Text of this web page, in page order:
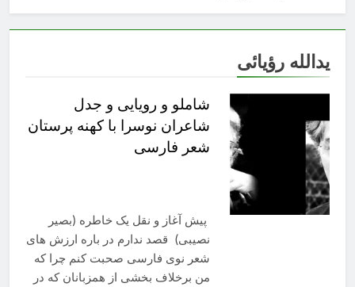
يدالله رؤيائی
شاملو و رویایی و جدل
شاعران نوسرا با کهنه پرستان
شعر فارسی
پیش آغاز و نقل یک خاطره (بصیر
نصیبی) قصد ندارم در باره ارزش های
شعر نوی فارسی صحبت کنم چرا که
من برخلاف بخشی از همزبانان که در